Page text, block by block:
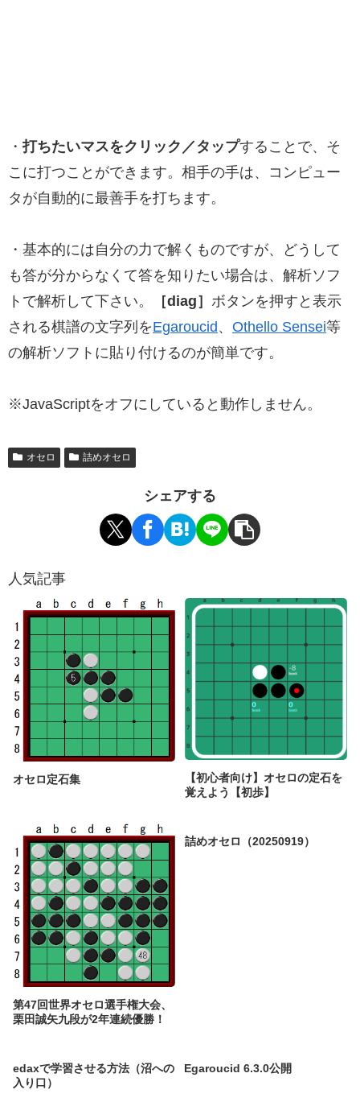
・打ちたいマスをクリック／タップすることで、そ
こに打つことができます。相手の手は、コンピュー
タが自動的に最善手を打ちます。
・基本的には自分の力で解くものですが、どうして
も答が分からなくて答を知りたい場合は、解析ソフ
トで解析して下さい。
［diag］ ボタンを押すと表示
される棋譜の文字列をEgaroucid、 Othello Sensei等
の解析ソフトに貼り付けるのが簡単です。
※JavaScriptをオフにしていると動作しません。
オセロ 詰めオセロ
シェアする
人気記事
オセロ定石集
【初心者向け】オセロの定石を
覚えよう【初歩】
第47回世界オセロ選手権大会、
栗田誠矢九段が2年連続優勝！
詰めオセロ（20250919）
edaxで学習させる方法（沼への
入り口）
Egaroucid 6.3.0公開